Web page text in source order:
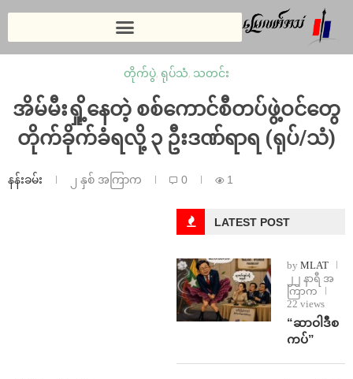
တိုက်ပွဲ, ရုပ်သံ, သတင်း
အိမ်မီးရှို့နေတဲ့ စစ်ကောင်စီတပ်ဖွဲ့ဝင်တွေ
တိုက်ခိုက်ခံရလို့ ၃ ဦးဒဏ်ရာရ (ရုပ်/သံ)
နန်းခမ်း ၂ နှစ် အကြာက 0 1
LATEST POST
by MLAT
၂၂ နာရီ အ
ကြာက
22 views
“ဆာဝါဒီစ
ကပ်”